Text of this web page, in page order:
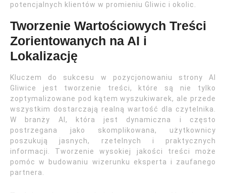
potencjalnych klientów w promieniu Gliwic i okolic.
Tworzenie Wartościowych Treści
Zorientowanych na AI i
Lokalizację
Kluczem do sukcesu w pozycjonowaniu strony AI
Gliwice jest tworzenie treści, które są nie tylko
zoptymalizowane pod kątem wyszukiwarek, ale przede
wszystkim dostarczają realną wartość dla czytelnika.
W branży AI, która jest dynamiczna i często
postrzegana jako skomplikowana, użytkownicy
poszukują jasnych, rzetelnych i praktycznych
informacji. Tworzenie wysokiej jakości treści może
pomóc w budowaniu wizerunku eksperta i zaufanego
partnera.